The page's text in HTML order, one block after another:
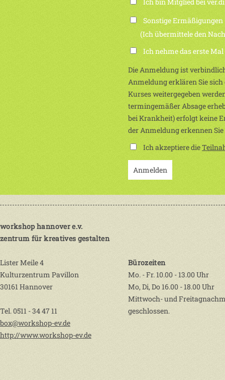
Sonstige Ermäßigungen
(Ich übermittele den
Ich nehme das erste
Die Anmeldung ist
Anmeldung erklären Sie
Kurses weitergegeben
termingemäßer Absage
bei Krankheit) erfolgt keine
der Anmeldung erkennen
Ich akzeptiere die
Anmelden
workshop hannover e.v.
zentrum für kreatives gestalten
Lister Meile 4
Kulturzentrum Pavillon
30161 Hannover
Tel. 0511 - 34 47 11
box@workshop-ev.de
http://www.workshop-ev.de
Bürozeiten
Mo. - Fr. 10.00 - 13.00 Uhr
Mo, Di, Do 16.00 - 18.00 Uhr
Mittwoch- und
geschlossen.